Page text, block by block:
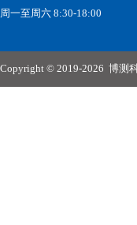
周一至周六 8:30-18:00
Copyright © 2019-2026 博测